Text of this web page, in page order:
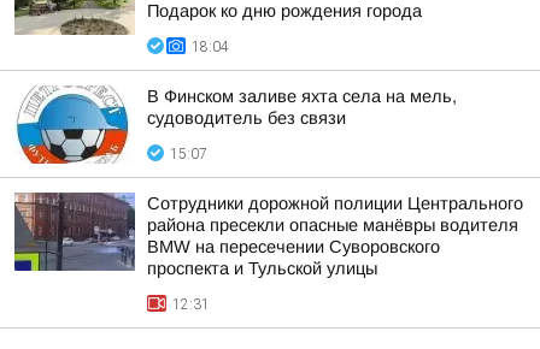
Подарок ко дню рождения города
18:04
В Финском заливе яхта села на мель,
судоводитель без связи
15:07
Сотрудники дорожной полиции Центрального
района пресекли опасные манёвры водителя
BMW на пересечении Суворовского
проспекта и Тульской улицы
12:31